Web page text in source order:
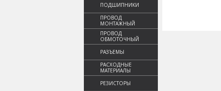
ПОДШИПНИКИ
ПРОВОД
МОНТАЖНЫЙ
ПРОВОД
ОБМОТОЧНЫЙ
РАЗЪЕМЫ
РАСХОДНЫЕ
МАТЕРИАЛЫ
РЕЗИСТОРЫ